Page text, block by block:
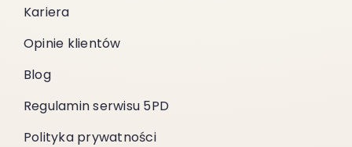
Kariera
Opinie klientów
Blog
Regulamin serwisu 5PD
Polityka prywatności